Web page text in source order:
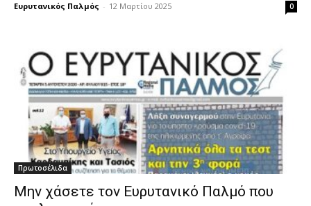
Ευρυτανικός Παλμός - 12 Μαρτίου 2025 0
Πρωτοσέλιδα
Μην χάσετε τον Ευρυτανικό Παλμό που